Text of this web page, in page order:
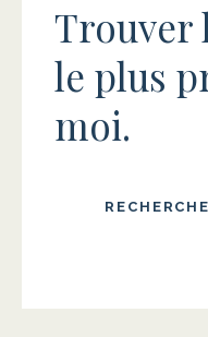
Trouver
le plus
moi.